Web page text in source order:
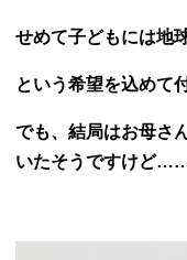
せめて子どもには地
という希望を込めて
でも、結局はお母さ
いたそうですけど……